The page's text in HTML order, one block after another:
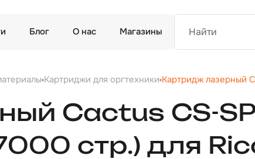
Блог О нас Магазины
Картриджи для оргтехники Картридж лазерный
Cactus CS-
стр.) для